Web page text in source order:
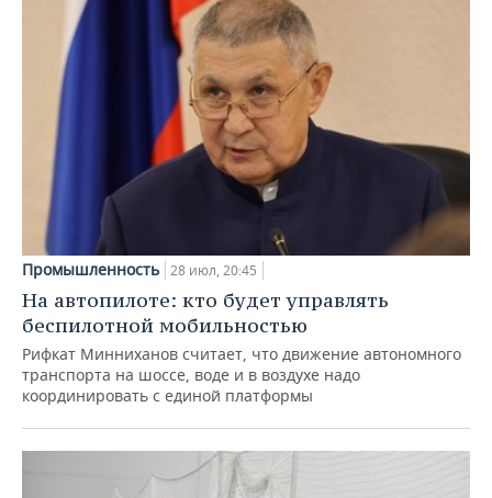
Промышленность 28 июл, 20:45
На автопилоте: кто будет управлять
беспилотной мобильностью
Рифкат Минниханов считает, что движение автономного
транспорта на шоссе, воде и в воздухе надо
координировать с единой платформы